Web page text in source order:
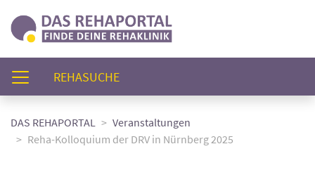
REHASUCHE(AKTUELL)
DAS REHAPORTAL
Veranstaltungen
Reha-Kolloquium der DRV in Nürnberg 2025